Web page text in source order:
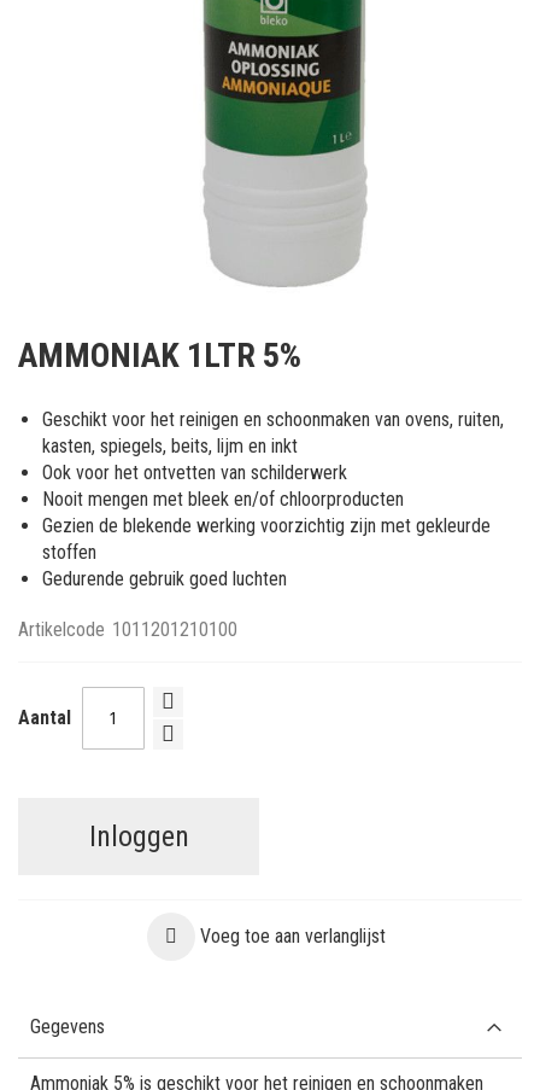
het
van
afbeeldingen-
gallerij
AMMONIAK 1LTR 5%
Geschikt voor het reinigen en schoonmaken van ovens, ruiten,
kasten, spiegels, beits, lijm en inkt
Ook voor het ontvetten van schilderwerk
Nooit mengen met bleek en/of chloorproducten
Gezien de blekende werking voorzichtig zijn met gekleurde
stoffen
Gedurende gebruik goed luchten
Artikelcode 1011201210100
Aantal
Inloggen
Voeg toe aan verlanglijst
Gegevens
Ammoniak 5% is geschikt voor het reinigen en schoonmaken